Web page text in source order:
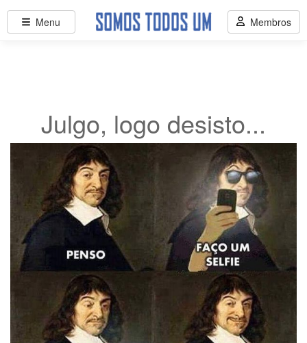
Julgo, logo desisto...
Menu Membros